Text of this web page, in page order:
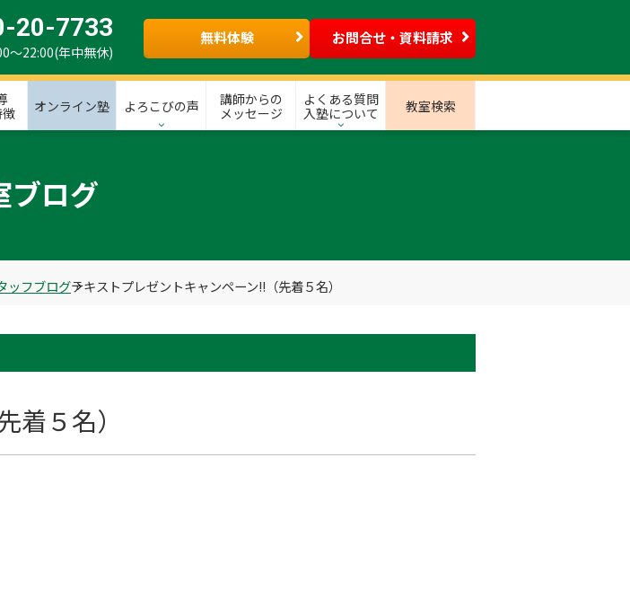
20-7733
～22:00(年中無休)
無料体験 お問合せ・資料請求
徴
オンライン塾 よろこびの声
講師からの
メッセージ
よくある質問
入塾について
教室検索
ブログ
ッフブログテキストプレゼントキャンペーン!!（先着５名）
５名）